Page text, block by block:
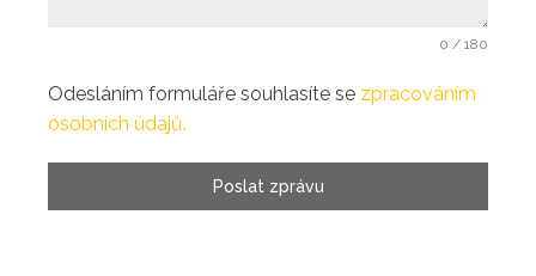
0 / 180
Odesláním formuláře souhlasíte se zpracováním
osobních údajů.
Poslat zprávu